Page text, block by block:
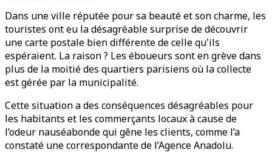
Dans une ville réputée pour sa beauté et son charme, les
touristes ont eu la désagréable surprise de découvrir
une carte postale bien différente de celle qu'ils
espéraient. La raison ? Les éboueurs sont en grève dans
plus de la moitié des quartiers parisiens où la collecte
est gérée par la municipalité.
Cette situation a des conséquences désagréables pour
les habitants et les commerçants locaux à cause de
l’odeur nauséabonde qui gêne les clients, comme l’a
constaté une correspondante de l’Agence Anadolu.